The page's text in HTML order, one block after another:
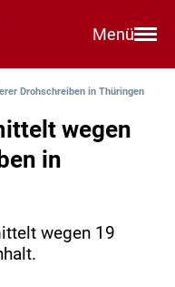
Menü
Drohschreiben in Thüringen
wegen
in
wegen 19